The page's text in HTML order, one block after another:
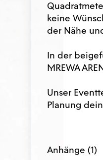
keine
der Nähe
In der
MREWA
Unser
Planung
Anhänge (1)